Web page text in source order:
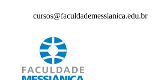
cursos@faculdademessianica.edu.br